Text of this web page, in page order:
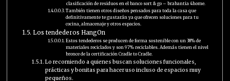
clasificación de residuos en el banco sort & go – brabantia 4home.
También tienen otros diseños pensados ​​para toda la casa que
definitivamente te gustarán ya que ofrecen soluciones para tu
cocina, almacenaje y otros espacios.
Los tendederos HangOn
Estos tendederos se producen de forma sostenible con un 38% de
materiales reciclados y son 97% reciclables. Además tienen el nivel
bronce de la certificación Cradle to Cradle.
Lo recomiendo a quienes buscan soluciones funcionales,
prácticas y bonitas para hacer uso incluso de espacios muy
pequeños.